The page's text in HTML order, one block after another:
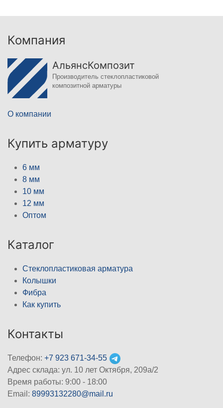
Компания
АльянсКомпозит
Производитель стеклопластиковой
композитной арматуры
О компании
Купить арматуру
6 мм
8 мм
10 мм
12 мм
Оптом
Каталог
Стеклопластиковая арматура
Колышки
Фибра
Как купить
Контакты
Телефон: +7 923 671-34-55
Адрес склада: ул. 10 лет Октября, 209а/2
Время работы: 9:00 - 18:00
Email: 89993132280@mail.ru